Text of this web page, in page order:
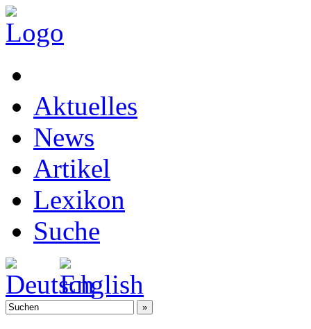
Aktuelles
News
Artikel
Lexikon
Suche